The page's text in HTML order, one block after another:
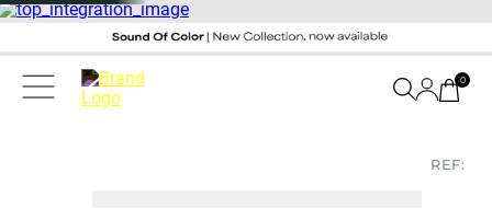
0
REF: